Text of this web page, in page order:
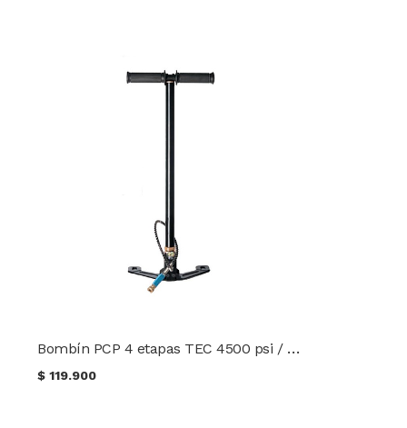
Bombín PCP 4 etapas TEC 4500 psi / 300 bar
$119.900